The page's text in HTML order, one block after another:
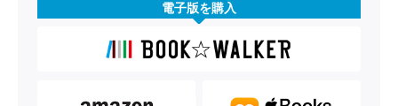
電子版を購入